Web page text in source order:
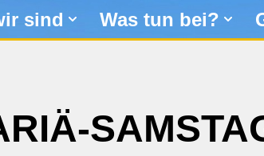
sind Was tun bei?